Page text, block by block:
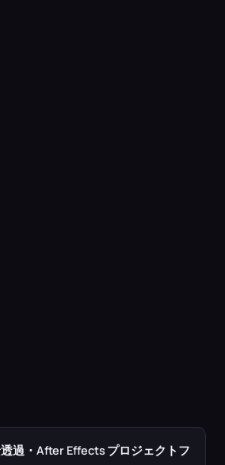
過・After Effects プロジェクトフ